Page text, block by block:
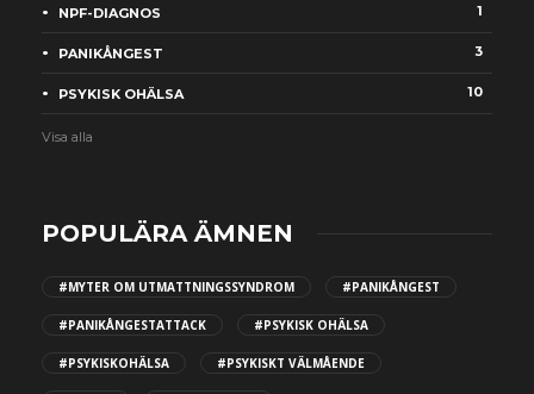
NPF-DIAGNOS 1
PANIKÅNGEST 3
PSYKISK OHÄLSA 10
Visa alla
POPULÄRA ÄMNEN
#MYTER OM UTMATTNINGSSYNDROM #PANIKÅNGEST
#PANIKÅNGESTATTACK #PSYKISK OHÄLSA
#PSYKISKOHÄLSA #PSYKISKT VÄLMÅENDE